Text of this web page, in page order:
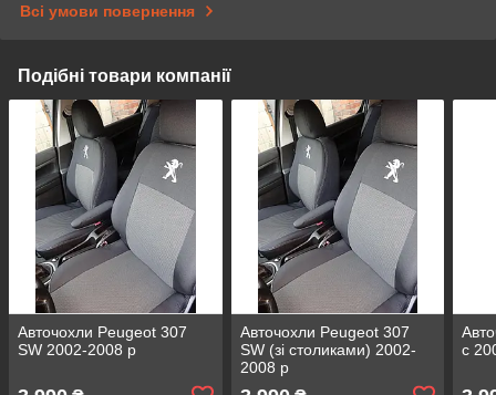
Всі умови повернення
Подібні товари компанії
Авточохли Peugeot 307
SW 2002-2008 р
Авточохли Peugeot 307
SW (зі столиками) 2002-
2008 р
c